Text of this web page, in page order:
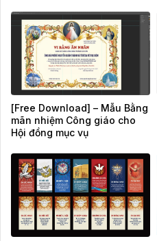
[Free Download] – Mẫu Bằng
mãn nhiệm Công giáo cho
Hội đồng mục vụ